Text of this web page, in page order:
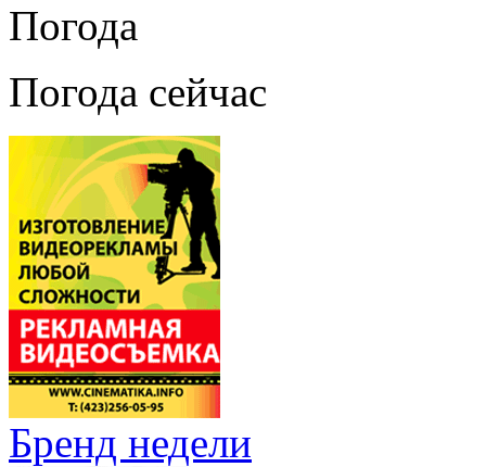
Погода
Погода сейчас
Бренд недели